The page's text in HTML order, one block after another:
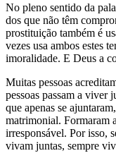
No pleno sentido da
dos que não têm
prostituição também é
vezes usa ambos estes
imoralidade. E Deus a
Muitas pessoas
pessoas passam a viver
que apenas se
matrimonial. Formaram
irresponsável. Por isso,
vivam juntas, sempre